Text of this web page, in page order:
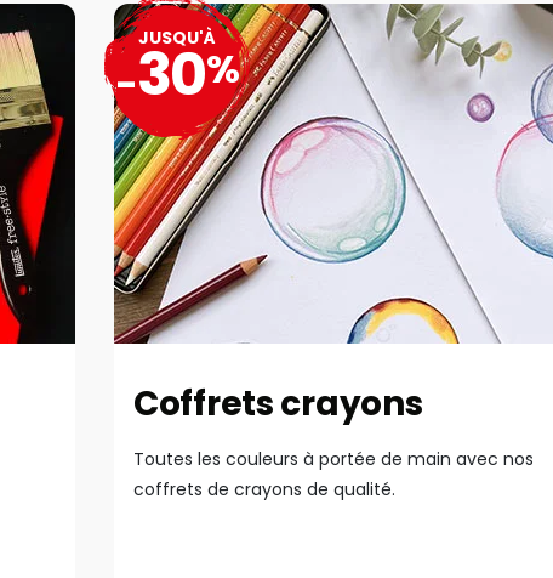
Coffrets crayons
Toutes les couleurs à portée de main avec nos
coffrets de crayons de qualité.
JUSQU'À
-30%